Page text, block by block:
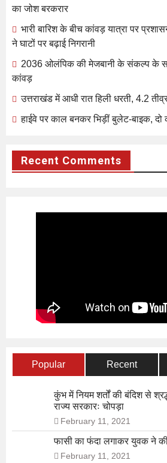
का जोश बरकरार
भारी बारिश के बीच कांवड़ यात्रा पर
ने घाटों पर बढ़ाई निगरानी
2036 ओलंपिक की मेजबानी के संकल्प के
कांवड़
उत्तराखंड में आधी रात हिली धरती, 4.2
हाईवे पर काल बनकर भिड़ीं बुलेट-बाइक, दो
Recent Comments
Popular Recent
कुंभ में नियम शर्तों की बंदिश से
राज्य सरकारः चोपड़ा
February 11, 2021
फासी का फंदा लगाकर युवक ने
February 11, 2021